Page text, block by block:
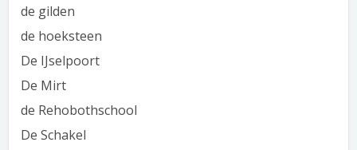
de gilden
de hoeksteen
De IJselpoort
De Mirt
de Rehobothschool
De Schakel